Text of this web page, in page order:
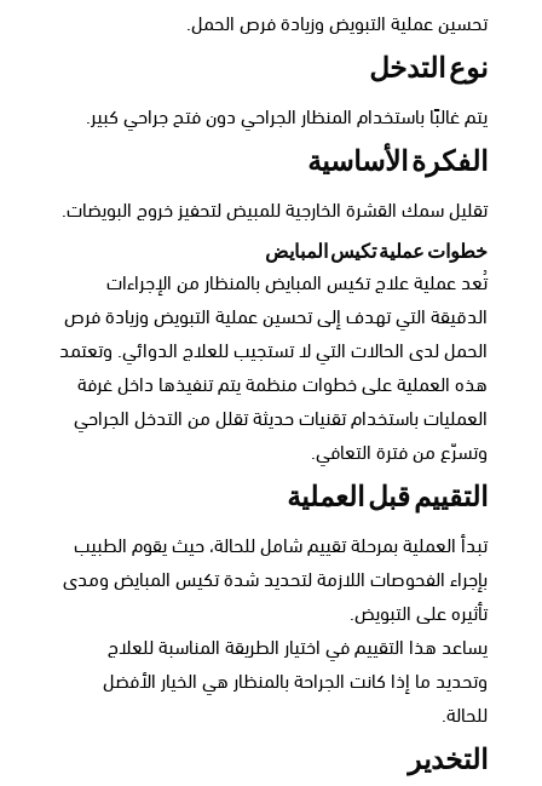
تحسين عملية التبويض وزيادة فرص الحمل.
نوع التدخل
يتم غالبًا باستخدام المنظار الجراحي دون فتح جراحي كبير.
الفكرة الأساسية
تقليل سمك القشرة الخارجية للمبيض لتحفيز خروج البويضات.
خطوات عملية تكيس المبايض
تُعد عملية علاج تكيس المبايض بالمنظار من الإجراءات
الدقيقة التي تهدف إلى تحسين عملية التبويض وزيادة فرص
الحمل لدى الحالات التي لا تستجيب للعلاج الدوائي. وتعتمد
هذه العملية على خطوات منظمة يتم تنفيذها داخل غرفة
العمليات باستخدام تقنيات حديثة تقلل من التدخل الجراحي
وتسرّع من فترة التعافي.
التقييم قبل العملية
تبدأ العملية بمرحلة تقييم شامل للحالة، حيث يقوم الطبيب
بإجراء الفحوصات اللازمة لتحديد شدة تكيس المبايض ومدى
تأثيره على التبويض.
يساعد هذا التقييم في اختيار الطريقة المناسبة للعلاج
وتحديد ما إذا كانت الجراحة بالمنظار هي الخيار الأفضل
للحالة.
التخدير